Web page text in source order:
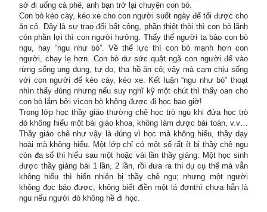
sở đi uống cà phê, anh bạn trở lại chuyện con bò.
Con bò kéo cày, kéo xe cho con người suốt ngày để tối được cho
ăn cỏ. Đây là sự trao đổi bất công, phần thiệt thòi thì con bò lãnh
còn phần lợi thì con người hưởng. Thấy thế người ta bảo con bò
ngu, hay “ngu như bò”. Về thể lực thì con bò mạnh hơn con
người, chạy lẹ hơn. Con bò dư sức quật ngã con người để vào
rừng sống ung dung, tự do, tha hồ ăn cỏ; vậy mà cam chịu sống
với con người để kéo cày, kéo xe. Kết luận “ngu như bò” thoạt
nhìn thấy đúng nhưng nếu suy nghĩ kỹ một chút thì thấy oan cho
con bò lắm bởi vìcon bò không được đi học bao giờ!
Trong lớp học thầy giáo thường chê học trò ngu khi đứa học trò
đó không hiểu một bài giáo khoa, không làm được bài toán, v.v…
Thầy giáo chê như vậy là đúng vì học mà không hiểu, thầy dạy
hoài mà không hiểu. Một lớp chỉ có một số rất ít bị thầy chê ngu
còn đa số thì hiểu sau một hoặc vài lần thầy giảng. Một học sinh
được thầy giảng bài 1 lần, 2 lần, rồi đưa ra thí dụ cụ thể mà vẫn
không hiểu thì hiển nhiên bị thầy chê ngu; nhưng một người
không đọc báo được, không biết điền một lá đơnthì chưa hẳn là
ngu nếu người đó không hề đi học.